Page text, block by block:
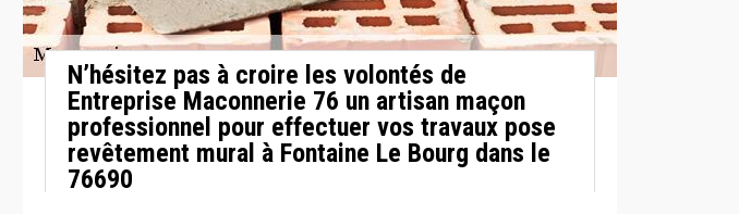
N’hésitez pas à croire les volontés de
Entreprise Maconnerie 76 un artisan maçon
professionnel pour effectuer vos travaux pose
revêtement mural à Fontaine Le Bourg dans le
76690